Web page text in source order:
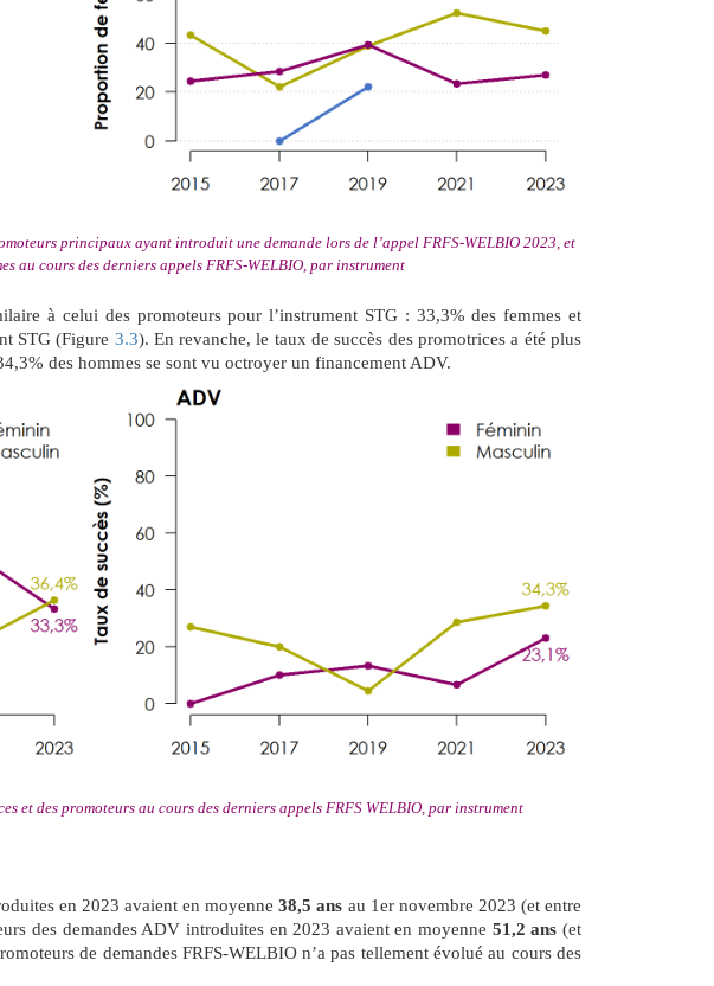
principaux ayant introduit une demande lors de l’appel FRFS-WELBIO 2023, et
au cours des derniers appels FRFS-WELBIO, par instrument
à celui des promoteurs pour l’instrument STG : 33,3% des femmes et
STG (Figure 3.3). En revanche, le taux de succès des promotrices a été plus
des hommes se sont vu octroyer un financement ADV.
et des promoteurs au cours des derniers appels FRFS WELBIO, par instrument
en 2023 avaient en moyenne38,5 ans au 1er novembre 2023 (et entre
des demandes ADV introduites en 2023 avaient en moyenne 51,2 ans (et
de demandes FRFS-WELBIO n’a pas tellement évolué au cours des